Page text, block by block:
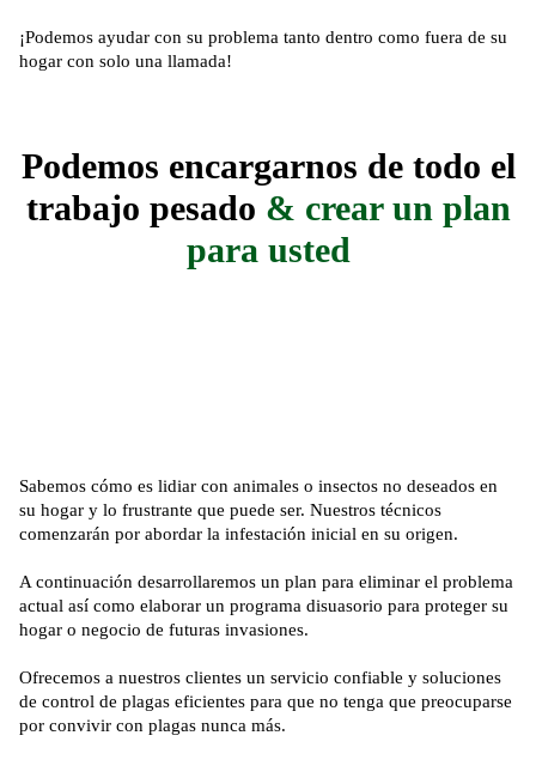
¡Podemos ayudar con su problema tanto dentro como fuera de su
hogar con solo una llamada!
Podemos encargarnos de todo el
trabajo pesado & crear un plan
para usted
Sabemos cómo es lidiar con animales o insectos no deseados en
su hogar y lo frustrante que puede ser. Nuestros técnicos
comenzarán por abordar la infestación inicial en su origen.
A continuación desarrollaremos un plan para eliminar el problema
actual así como elaborar un programa disuasorio para proteger su
hogar o negocio de futuras invasiones.
Ofrecemos a nuestros clientes un servicio confiable y soluciones
de control de plagas eficientes para que no tenga que preocuparse
por convivir con plagas nunca más.